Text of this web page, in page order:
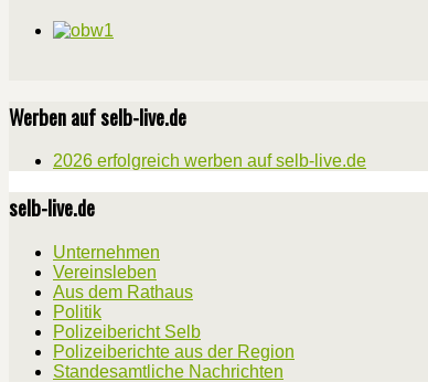
Werben auf selb-live.de
2026 erfolgreich werben auf selb-live.de
selb-live.de
Unternehmen
Vereinsleben
Aus dem Rathaus
Politik
Polizeibericht Selb
Polizeiberichte aus der Region
Standesamtliche Nachrichten